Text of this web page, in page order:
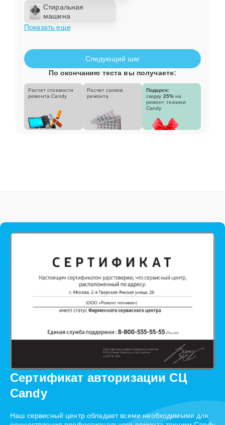
Стиральная
машина
Показать еще
Следующий шаг
По окончанию теста вы получаете:
Расчет стоимости
ремонта Candy
Расчет сроков
ремонта
Подарок:
скидку 25% на
ремонт техники
Candy
Сертификат авторизации СЦ
Candy
Наш сервисный центр обладает всеми необходимыми для